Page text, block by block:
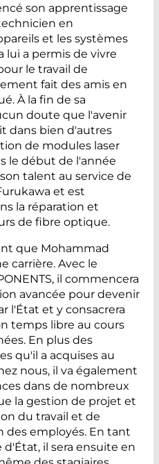
son apprentissage
en
et les systèmes
lui a permis de vivre
le travail de
fait des amis en
À la fin de sa
doute que l'avenir
dans bien d'autres
de modules laser
le début de l'année
talent au service de
et est
la réparation et
de fibre optique.
que Mohammad
carrière. Avec le
il commencera
avancée pour devenir
l'État et y consacrera
temps libre au cours
En plus des
qu'il a acquises au
nous, il va également
dans de nombreux
la gestion de projet et
du travail et de
des employés. En tant
il sera ensuite en